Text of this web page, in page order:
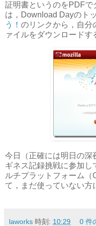
証明書というのをPDFで
は，Download Dayのト
う！ のリンクから，自分
ァイルをダウンロード
今日（正確には明日の深
ギネス記録挑戦に参加し
ルチプラットフォーム（
て，まだ使っていない方
laworks 時刻: 10:29 0 件